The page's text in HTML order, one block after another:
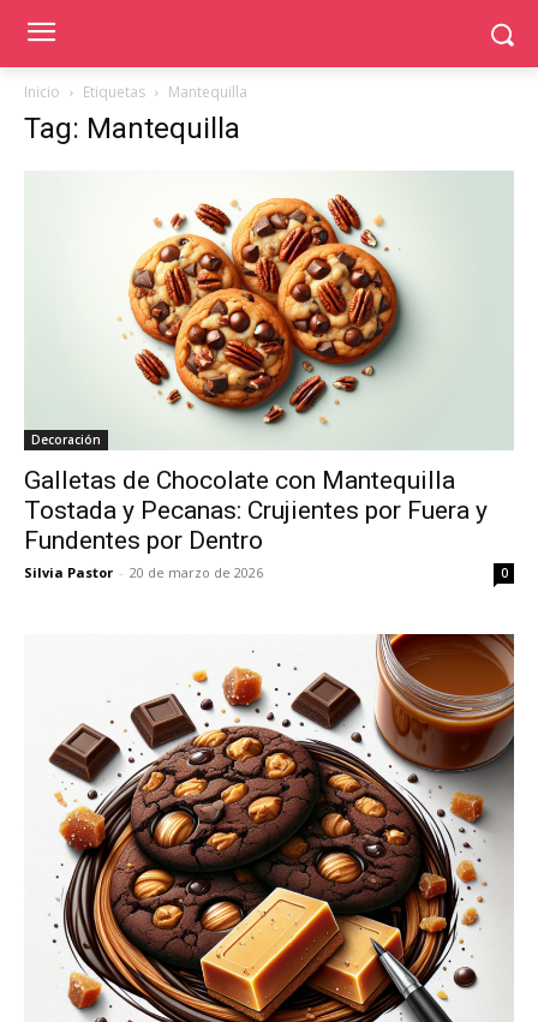
Inicio Etiquetas Mantequilla
Tag: Mantequilla
Decoración
Galletas de Chocolate con Mantequilla
Tostada y Pecanas: Crujientes por Fuera y
Fundentes por Dentro
Silvia Pastor - 20 de marzo de 2026 0